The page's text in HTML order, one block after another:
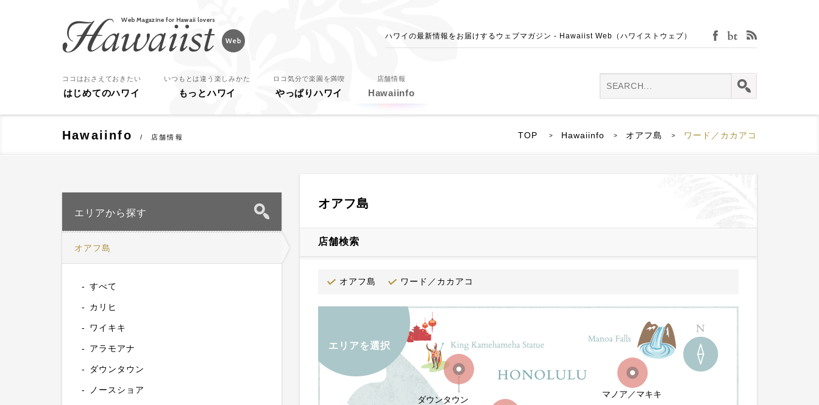
ハワイの最新情報をお届けするウェブマガジン - Hawaiist Web（ハワイストウェブ） facebookbijin-tokei
ココはおさえておきたい
はじめてのハワイ
いつもとは違う楽しみかた
もっとハワイ
ロコ気分で楽園を満喫
やっぱりハワイ
店舗情報
Hawaiinfo
Hawaiinfo 店舗情報 TOP > Hawaiinfo > オアフ島 > ワード／カカアコ
オアフ島
店舗検索
オアフ島 ワード／カカアコ
エリアを選択
マノア／マキキ
ダウンタウン
エリアから探す
オアフ島
すべて
カリヒ
ワイキキ
アラモアナ
ダウンタウン
ノースショア